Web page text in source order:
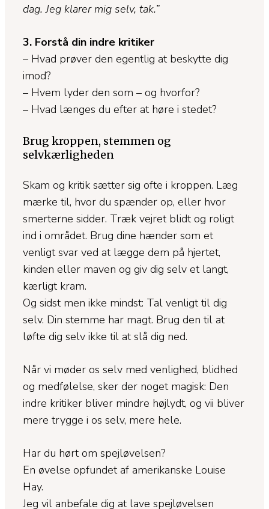
dag. Jeg klarer mig selv, tak.”
3. Forstå din indre kritiker
– Hvad prøver den egentlig at beskytte dig
imod?
– Hvem lyder den som – og hvorfor?
– Hvad længes du efter at høre i stedet?
Brug kroppen, stemmen og
selvkærligheden
Skam og kritik sætter sig ofte i kroppen. Læg
mærke til, hvor du spænder op, eller hvor
smerterne sidder. Træk vejret blidt og roligt
ind i området. Brug dine hænder som et
venligt svar ved at lægge dem på hjertet,
kinden eller maven og giv dig selv et langt,
kærligt kram.
Og sidst men ikke mindst: Tal venligt til dig
selv. Din stemme har magt. Brug den til at
løfte dig selv ikke til at slå dig ned.
Når vi møder os selv med venlighed, blidhed
og medfølelse, sker der noget magisk: Den
indre kritiker bliver mindre højlydt, og vii bliver
mere trygge i os selv, mere hele.
Har du hørt om spejløvelsen?
En øvelse opfundet af amerikanske Louise
Hay.
Jeg vil anbefale dig at lave spejløvelsen